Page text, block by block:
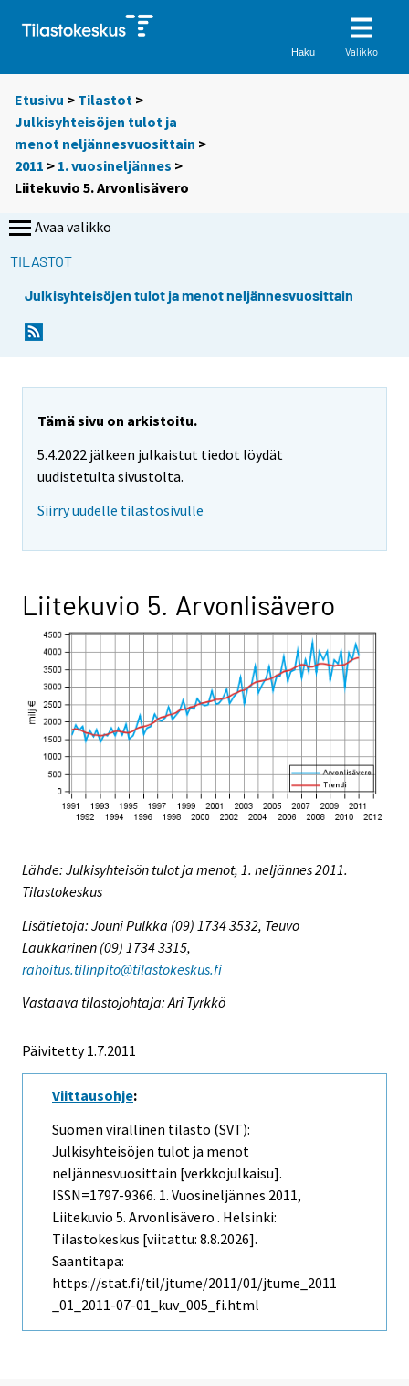
Haku Valikko
Etusivu > Tilastot >
Julkisyhteisöjen tulot ja
menot neljännesvuosittain >
2011 > 1. vuosineljännes >
Liitekuvio 5. Arvonlisävero
Avaa valikko
TILASTOT
Julkisyhteisöjen tulot ja menot neljännesvuosittain
Tämä sivu on arkistoitu.
5.4.2022 jälkeen julkaistut tiedot löydät
uudistetulta sivustolta.
Siirry uudelle tilastosivulle
Liitekuvio 5. Arvonlisävero
Lähde: Julkisyhteisön tulot ja menot, 1. neljännes 2011.
Tilastokeskus
Lisätietoja: Jouni Pulkka (09) 1734 3532, Teuvo
Laukkarinen (09) 1734 3315,
rahoitus.tilinpito@tilastokeskus.fi
Vastaava tilastojohtaja: Ari Tyrkkö
Päivitetty 1.7.2011
Viittausohje:
Suomen virallinen tilasto (SVT):
Julkisyhteisöjen tulot ja menot
neljännesvuosittain [verkkojulkaisu].
ISSN=1797-9366. 1. Vuosineljännes 2011,
Liitekuvio 5. Arvonlisävero . Helsinki:
Tilastokeskus [viitattu: 8.8.2026].
Saantitapa:
https://stat.fi/til/jtume/2011/01/jtume_2011
_01_2011-07-01_kuv_005_fi.html